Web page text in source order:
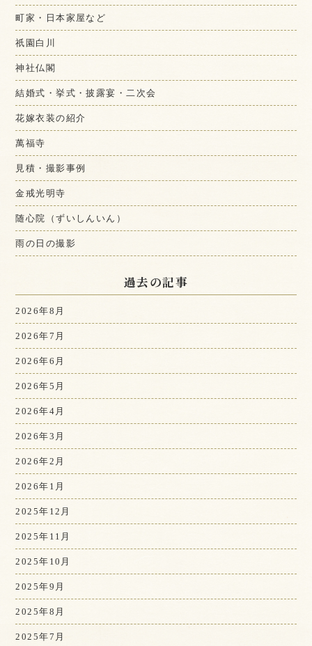
町家・日本家屋など
祇園白川
神社仏閣
結婚式・挙式・披露宴・二次会
花嫁衣装の紹介
萬福寺
見積・撮影事例
金戒光明寺
随心院（ずいしんいん）
雨の日の撮影
過去の記事
2026年8月
2026年7月
2026年6月
2026年5月
2026年4月
2026年3月
2026年2月
2026年1月
2025年12月
2025年11月
2025年10月
2025年9月
2025年8月
2025年7月